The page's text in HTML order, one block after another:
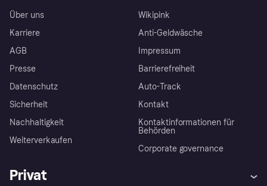
Über uns
Karriere
AGB
Presse
Datenschutz
Sicherheit
Nachhaltigkeit
Weiterverkaufen
Wikipink
Anti-Geldwäsche
Impressum
Barrierefreiheit
Auto-Track
Kontakt
Kontaktinformationen für
Behörden
Corporate governance
Privat